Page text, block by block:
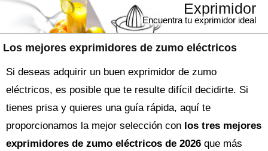
Los mejores exprimidores de zumo eléctricos
Exprimidor
Encuentra tu exprimidor ideal
Si deseas adquirir un buen exprimidor de zumo
eléctricos, es posible que te resulte difícil decidirte. Si
tienes prisa y quieres una guía rápida, aquí te
proporcionamos la mejor selección con los tres mejores
exprimidores de zumo eléctricos de 2026 que más